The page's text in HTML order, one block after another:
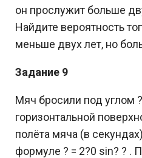
он прослужит больше
Найдите вероятность
меньше двух лет, но
Задание 9
Мяч бросили под углом
горизонтальной
полёта мяча (в
формуле ? = 2?0 sin? ? .